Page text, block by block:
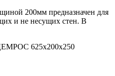
200мм предназначен для
и не несущих стен. В
625х200х250